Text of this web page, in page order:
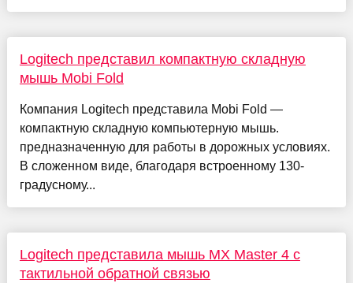
Logitech представил компактную складную
мышь Mobi Fold
Компания Logitech представила Mobi Fold —
компактную складную компьютерную мышь.
предназначенную для работы в дорожных условиях.
В сложенном виде, благодаря встроенному 130-
градусному...
Logitech представила мышь MX Master 4 с
тактильной обратной связью